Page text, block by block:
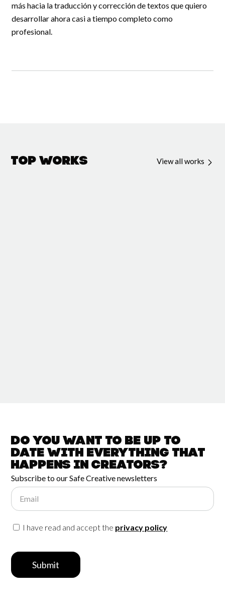
más hacia la traducción y corrección de textos que quiero
desarrollar ahora casi a tiempo completo como
profesional.
Top Works View all works
Do you want to be up to
date witheverything that
happens inCreators?
Subscribe to our Safe Creative newsletters
Email
I have read and accept the privacy policy
Submit